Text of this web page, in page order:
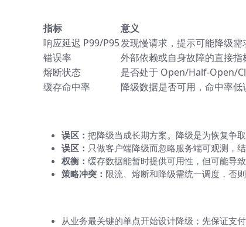
指标 意义
响应延迟 P99/P95发现慢请求，提示可能降级需
错误率
外部依赖或自身故障的直接指
熔断状态
是否处于 Open/Half-Open/
缓存命中率
降级数据是否可用，命中率
误区： 把降级当成长期方案。降级是为恢复争取
误区： 只做客户端降级而忽略服务端可观测，结
权衡： 缓存数据能暂时提供可用性，但可能导
策略冲突： 限流、熔断和降级需统一调度，否
从业务最关键的单点开始设计降级；先保证支